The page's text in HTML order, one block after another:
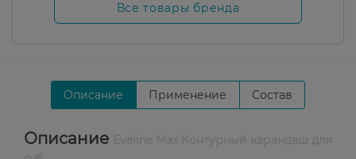
Все товары бренда
Описание Применение Состав
Описание